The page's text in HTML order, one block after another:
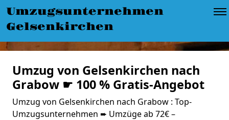
Umzugsunternehmen
Gelsenkirchen
Umzug von Gelsenkirchen nach
Grabow ☛ 100 % Gratis-Angebot
Umzug von Gelsenkirchen nach Grabow : Top-
Umzugsunternehmen ➨ Umzüge ab 72€ –